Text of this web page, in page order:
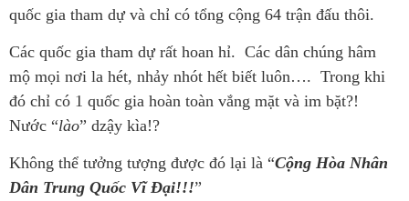
quốc gia tham dự và chỉ có tổng cộng 64 trận đấu thôi.
Các quốc gia tham dự rất hoan hỉ. Các dân chúng hâm
mộ mọi nơi la hét, nhảy nhót hết biết luôn…. Trong khi
đó chỉ có 1 quốc gia hoàn toàn vắng mặt và im bặt?!
Nước “lào” dzậy kìa!?
Không thể tưởng tượng được đó lại là “Cộng Hòa Nhân
Dân Trung Quốc Vĩ Đại!!!”